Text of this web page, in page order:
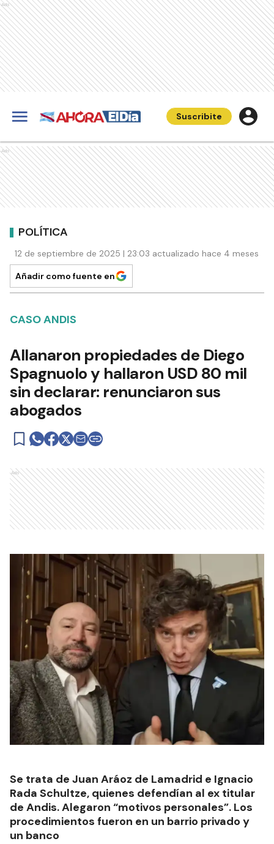
Ads
Suscribite
Ads
POLÍTICA
12 de septiembre de 2025 | 23:03 actualizado hace 4 meses
Añadir como fuente en
CASO ANDIS
Allanaron propiedades de Diego
Spagnuolo y hallaron USD 80 mil
sin declarar: renunciaron sus
abogados
Ads
Se trata de Juan Aráoz de Lamadrid e Ignacio
Rada Schultze, quienes defendían al ex titular
de Andis. Alegaron “motivos personales”. Los
procedimientos fueron en un barrio privado y
un banco